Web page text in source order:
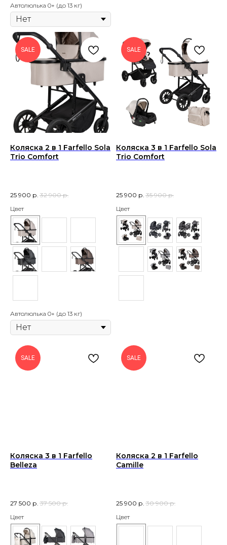
Автолюлька 0+ (до 13 кг)
SALE
Коляска 2 в 1 Farfello Sola
Trio Comfort
25 900 р. 32 900 р.
Цвет
Автолюлька 0+ (до 13 кг)
SALE
Коляска 3 в 1 Farfello Sola
Trio Comfort
25 900 р. 35 900 р.
Цвет
SALE
Коляска 3 в 1 Farfello
Belleza
27 500 р. 37 500 р.
Цвет
SALE
Коляска 2 в 1 Farfello
Camille
25 900 р. 30 900 р.
Цвет